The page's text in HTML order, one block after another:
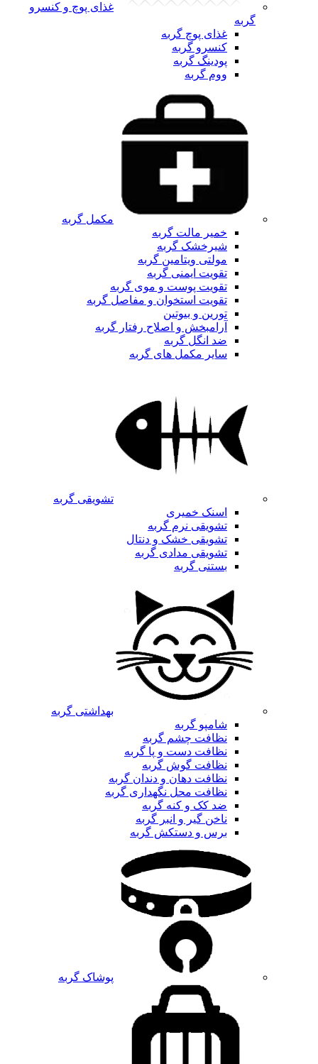
غذای پوچ و کنسرو
گربه
غذای پوچ گربه
کنسرو گربه
پودینگ گربه
ووم گربه
مکمل گربه
خمیر مالت گربه
شیرخشک گربه
مولتی ویتامین گربه
تقویت ایمنی گربه
تقویت پوست و موی گربه
تقویت استخوان و مفاصل گربه
تورین و بیوتین
آرامبخش و اصلاح رفتار گربه
ضد انگل گربه
سایر مکمل های گربه
تشویقی گربه
اسنک خمیری
تشویقی نرم گربه
تشویقی خشک و دنتال
تشویقی مدادی گربه
بستنی گربه
بهداشتی گربه
شامپو گربه
نظافت چشم گربه
نظافت دست و پا گربه
نظافت گوش گربه
نظافت دهان و دندان گربه
نظافت محل نگهداری گربه
ضد کک و کنه گربه
ناخن گیر و انبر گربه
برس و دستکش گربه
پوشاک گربه